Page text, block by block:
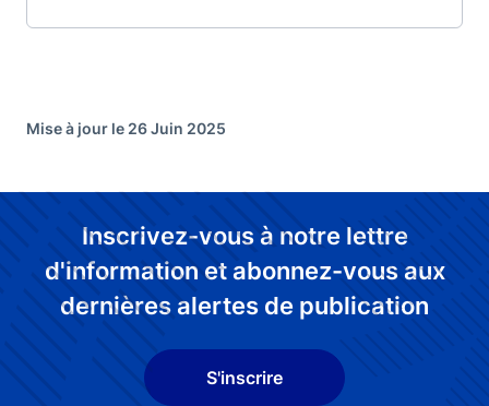
Mise à jour le 26 Juin 2025
Inscrivez-vous à notre lettre
d'information et abonnez-vous aux
dernières alertes de publication
S'inscrire